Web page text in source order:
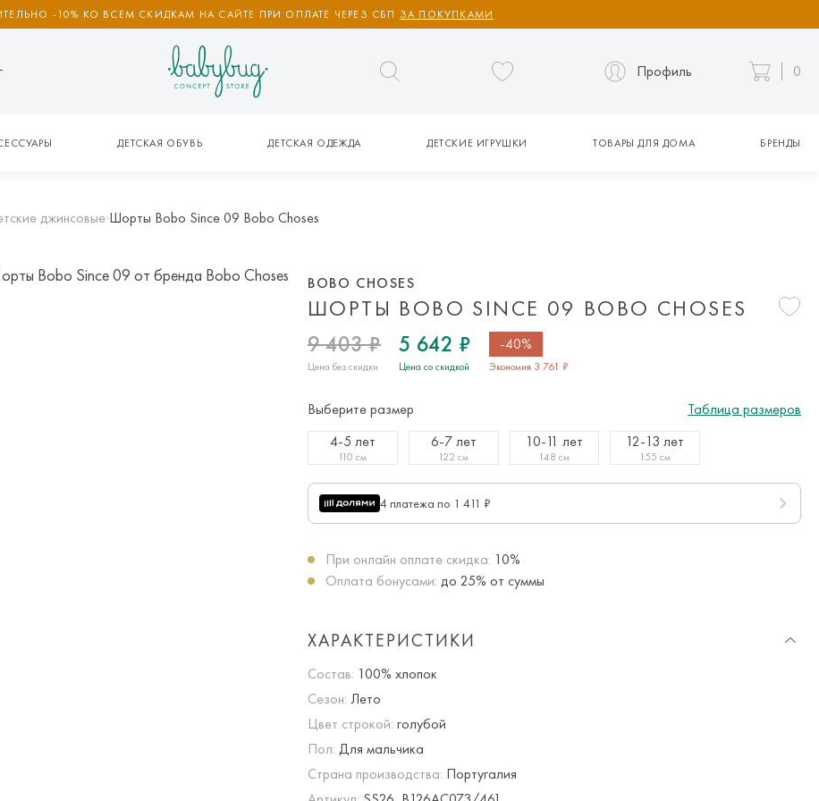
-10% КО ВСЕМ СКИДКАМ НА САЙТЕ ПРИ ОПЛАТЕ ЧЕРЕЗ СБП ЗА ПОКУПКАМИ
Профиль 0
ДЕТСКАЯ ОБУВЬ ДЕТСКАЯ ОДЕЖДА ДЕТСКИЕ ИГРУШКИ ТОВАРЫ ДЛЯ ДОМА БРЕНДЫ
джинсовые Шорты Bobo Since 09 Bobo Choses
ШОРТЫ BOBO SINCE 09 BOBO CHOSES
BOBO CHOSES
9 403 ₽
Цена без скидки
5 642 ₽
Цена со скидкой
-40%
Экономия 3 761 ₽
Выберите размер
Таблица размеров
4-5 лет
110 см
6-7 лет
122 см
10-11 лет
148 см
12-13 лет
155 см
4 платежа по 1 411 ₽
При онлайн оплате скидка: 10%
Оплата бонусами: до 25% от суммы
ХАРАКТЕРИСТИКИ
Состав: 100% хлопок
Сезон: Лето
Цвет строкой: голубой
Пол: Для мальчика
Страна производства: Португалия